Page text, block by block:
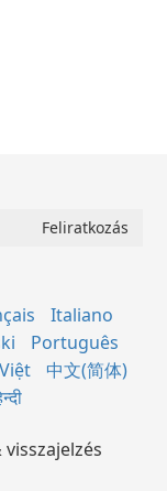
Italiano
Português
中文(简体)
visszajelzés